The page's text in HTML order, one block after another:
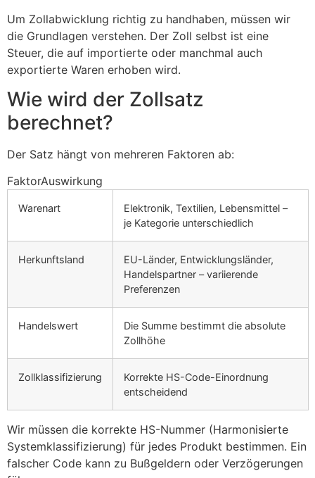
Um Zollabwicklung richtig zu handhaben, müssen wir
die Grundlagen verstehen. Der Zoll selbst ist eine
Steuer, die auf importierte oder manchmal auch
exportierte Waren erhoben wird.
Wie wird der Zollsatz
berechnet?
Der Satz hängt von mehreren Faktoren ab:
FaktorAuswirkung
Warenart
Elektronik, Textilien, Lebensmittel –
je Kategorie unterschiedlich
Herkunftsland
EU-Länder, Entwicklungsländer,
Handelspartner – variierende
Preferenzen
Handelswert
Die Summe bestimmt die absolute
Zollhöhe
Zollklassifizierung
Korrekte HS-Code-Einordnung
entscheidend
Wir müssen die korrekte HS-Nummer (Harmonisierte
Systemklassifizierung) für jedes Produkt bestimmen. Ein
falscher Code kann zu Bußgeldern oder Verzögerungen